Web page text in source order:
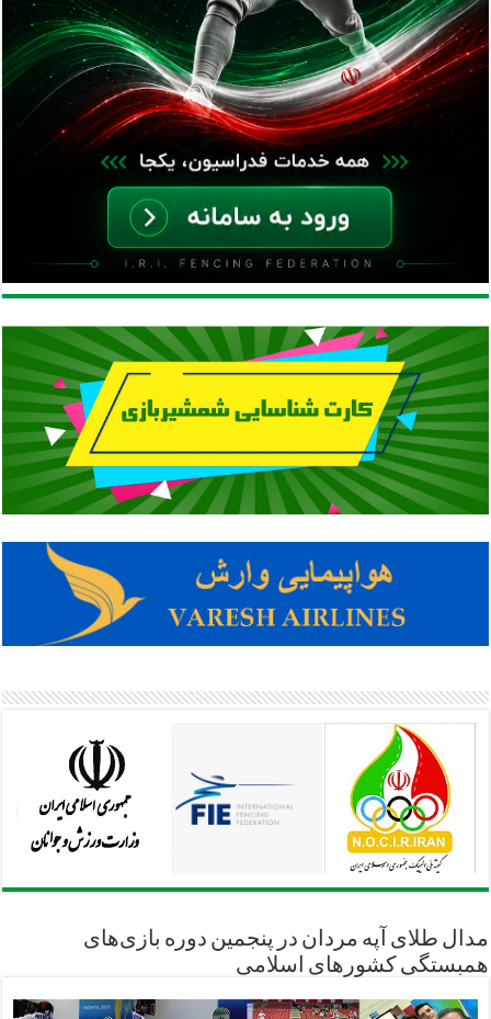
مدال طلای آپه مردان در پنجمین دوره بازی‌های
همبستگی کشورهای اسلامی